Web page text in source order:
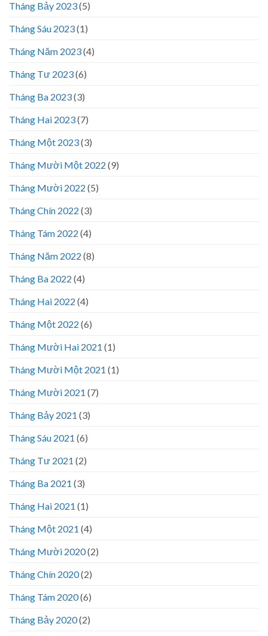
Tháng Bảy 2023(5)
Tháng Sáu 2023(1)
Tháng Năm 2023(4)
Tháng Tư 2023(6)
Tháng Ba 2023(3)
Tháng Hai 2023(7)
Tháng Một 2023(3)
Tháng Mười Một 2022 (9)
Tháng Mười 2022 (5)
Tháng Chín 2022 (3)
Tháng Tám 2022 (4)
Tháng Năm 2022 (8)
Tháng Ba 2022 (4)
Tháng Hai 2022 (4)
Tháng Một 2022 (6)
Tháng Mười Hai 2021 (1)
Tháng Mười Một 2021 (1)
Tháng Mười 2021 (7)
Tháng Bảy 2021 (3)
Tháng Sáu 2021 (6)
Tháng Tư 2021 (2)
Tháng Ba 2021 (3)
Tháng Hai 2021 (1)
Tháng Một 2021 (4)
Tháng Mười 2020(2)
Tháng Chín 2020(2)
Tháng Tám 2020(6)
Tháng Bảy 2020(2)